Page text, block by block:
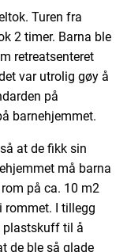
Turen fra
2 timer. Barna ble
retreatsenteret
var utrolig gøy å
på
barnehjemmet.
at de fikk sin
må barna
på ca. 10 m2
rommet. I tillegg
plastskuff til å
de ble så glade